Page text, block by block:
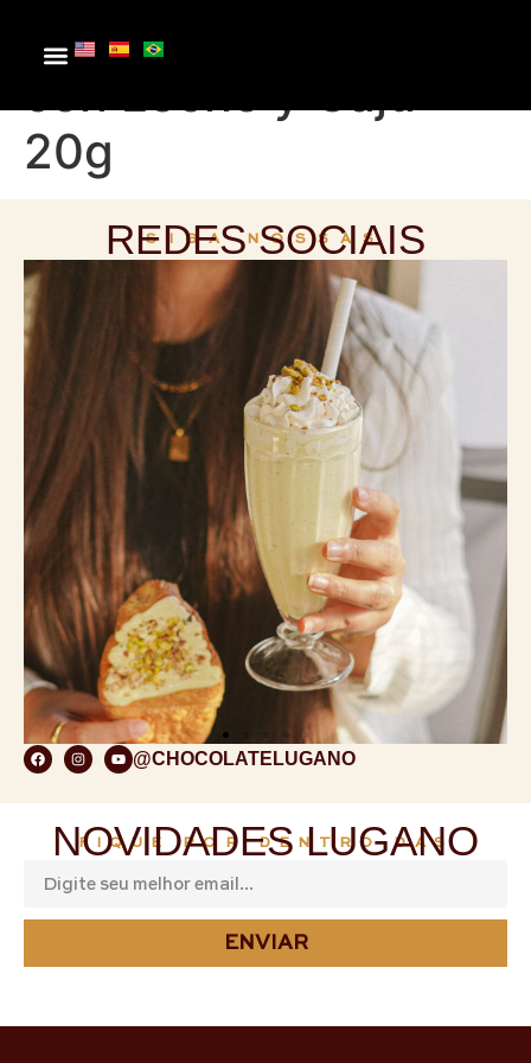
Barra de Chocolate
con Leche y Caju
20g
SIGA NOSSAS
REDES SOCIAIS
@CHOCOLATELUGANO
FIQUE POR DENTRO DAS
NOVIDADES LUGANO
ENVIAR